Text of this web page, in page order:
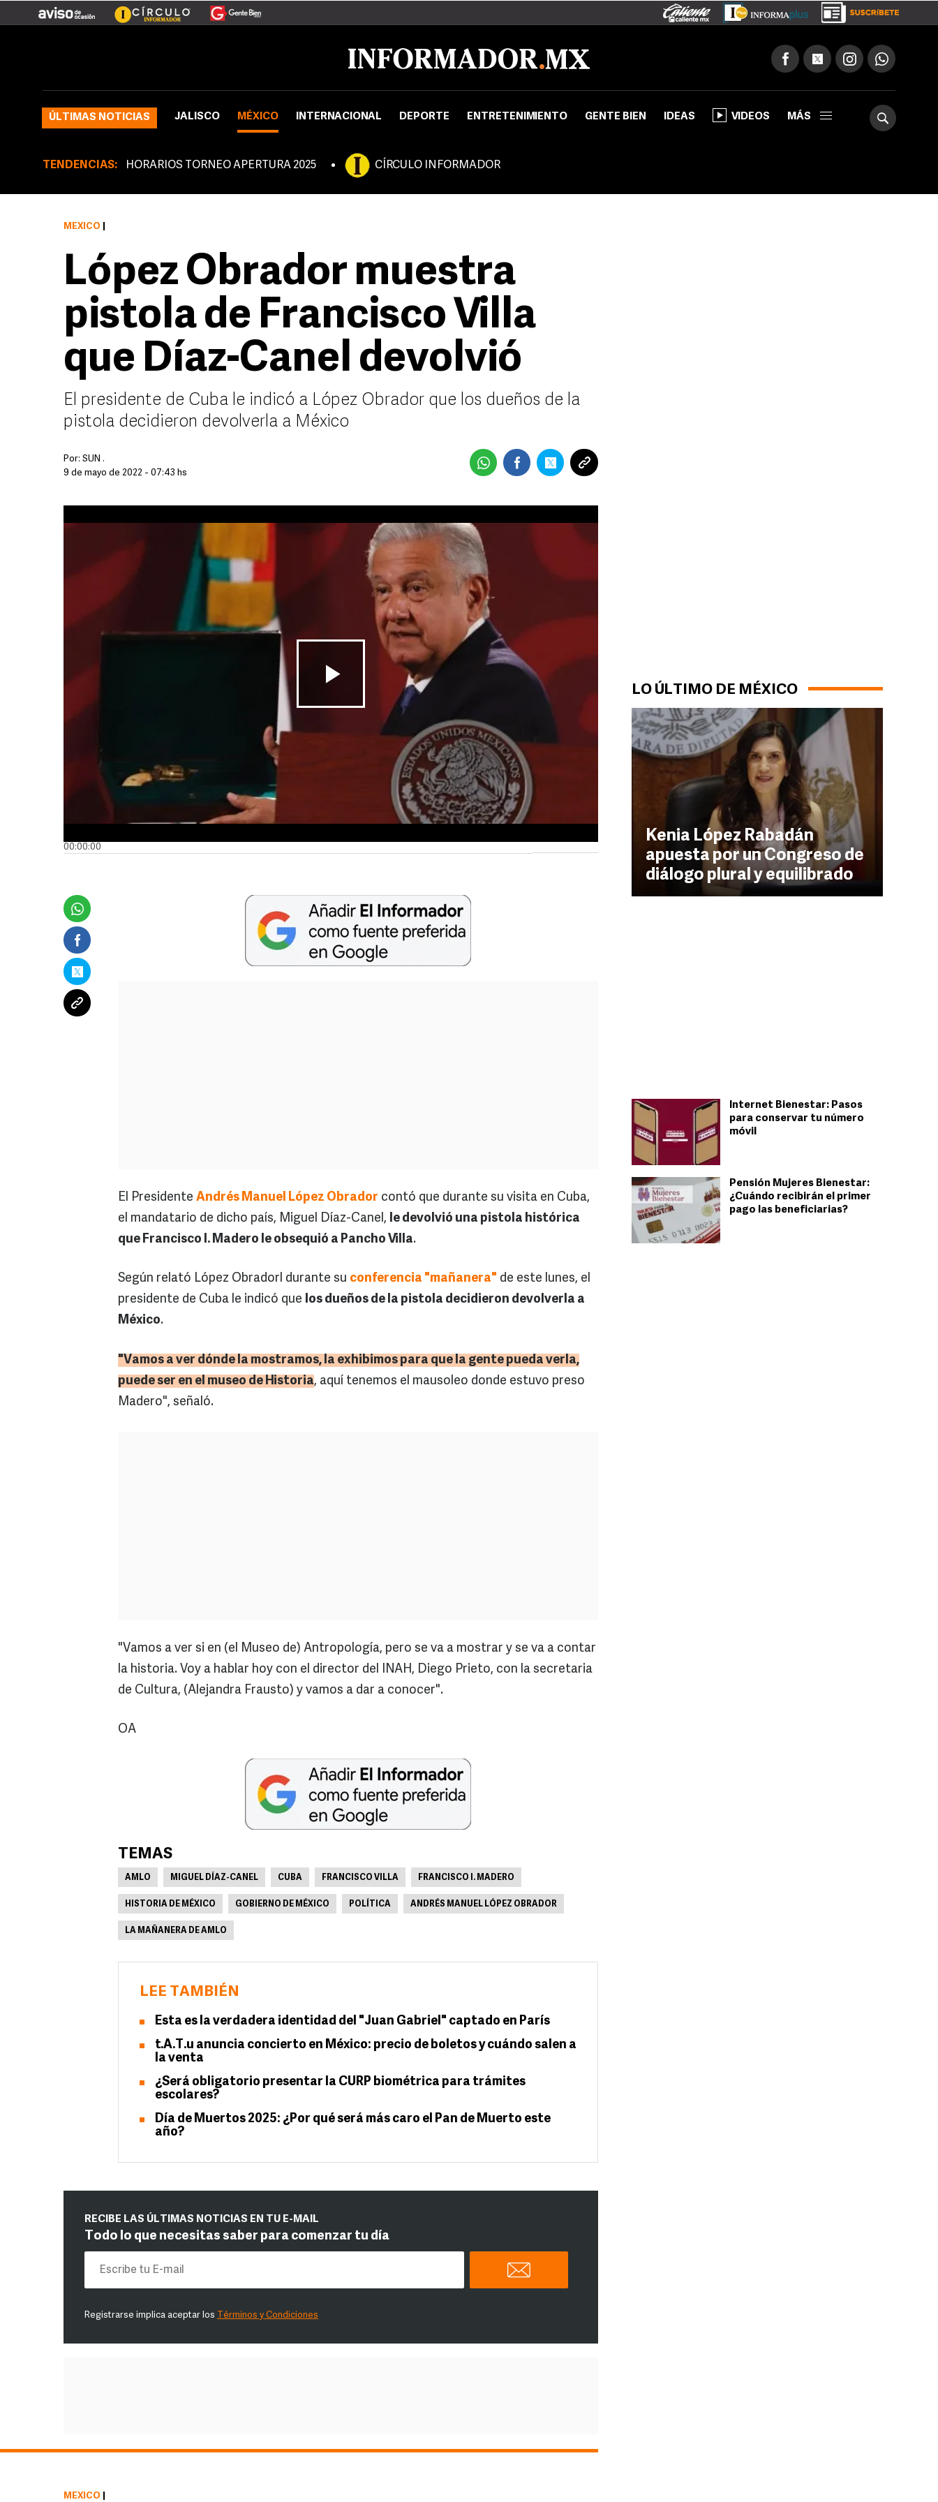
ÚLTIMAS NOTICIAS JALISCO MÉXICO INTERNACIONAL DEPORTE ENTRETENIMIENTO GENTE BIEN IDEAS VIDEOS MÁS
TENDENCIAS: HORARIOS TORNEO APERTURA 2025 CÍRCULO INFORMADOR
LO ÚLTIMO DE MÉXICO
Kenia López Rabadán
apuesta por un Congreso de
diálogo plural y equilibrado
Internet Bienestar: Pasos
para conservar tu número
móvil
Pensión Mujeres Bienestar:
¿Cuándo recibirán el primer
pago las beneficiarias?
MÉXICO
López Obrador muestra
pistola de Francisco Villa
que Díaz-Canel devolvió
El presidente de Cuba le indicó a López Obrador que los dueños de la
pistola decidieron devolverla a México
Por: SUN .
9 de mayo de 2022 - 07:43 hs
Play
Video
00:00:00
El Presidente Andrés Manuel López Obrador contó que durante su visita en Cuba,
el mandatario de dicho país, Miguel Díaz-Canel, le devolvió una pistola histórica
que Francisco I. Madero le obsequió a Pancho Villa.
Según relató López Obradorl durante su conferencia "mañanera" de este lunes, el
presidente de Cuba le indicó que los dueños de la pistola decidieron devolverla a
México.
"Vamos a ver dónde la mostramos, la exhibimos para que la gente pueda verla,
puede ser en el museo de Historia, aquí tenemos el mausoleo donde estuvo preso
Madero", señaló.
"Vamos a ver si en (el Museo de) Antropología, pero se va a mostrar y se va a contar
la historia. Voy a hablar hoy con el director del INAH, Diego Prieto, con la secretaria
de Cultura, (Alejandra Frausto) y vamos a dar a conocer".
OA
TEMAS
AMLO MIGUEL DÍAZ-CANEL CUBA FRANCISCO VILLA FRANCISCO I. MADERO
HISTORIA DE MÉXICO GOBIERNO DE MÉXICO POLÍTICA ANDRÉS MANUEL LÓPEZ OBRADOR
LA MAÑANERA DE AMLO
LEE TAMBIÉN
Esta es la verdadera identidad del "Juan Gabriel" captado en París
t.A.T.u anuncia concierto en México: precio de boletos y cuándo salen a
la venta
¿Será obligatorio presentar la CURP biométrica para trámites
escolares?
Día de Muertos 2025: ¿Por qué será más caro el Pan de Muerto este
año?
RECIBE LAS ÚLTIMAS NOTICIAS EN TU E-MAIL
Todo lo que necesitas saber para comenzar tu día
Registrarse implica aceptar los Términos y Condiciones
MÉXICO